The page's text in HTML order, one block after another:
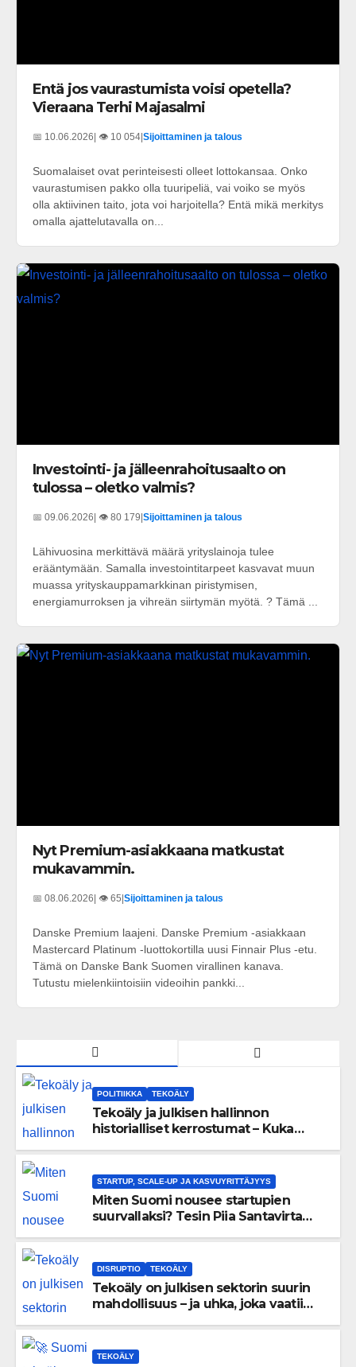
Entä jos vaurastumista voisi opetella?
Vieraana Terhi Majasalmi
📅 10.06.2026 | 👁️ 10 054 Sijoittaminen ja talous
Suomalaiset ovat perinteisesti olleet lottokansaa. Onko
vaurastumisen pakko olla tuuripeliä, vai voiko se myös
olla aktiivinen taito, jota voi harjoitella? Entä mikä merkitys
omalla ajattelutavalla on...
Investointi- ja jälleenrahoitusaalto on
tulossa – oletko valmis?
📅 09.06.2026 | 👁️ 80 179 Sijoittaminen ja talous
Lähivuosina merkittävä määrä yrityslainoja tulee
erääntymään. Samalla investointitarpeet kasvavat muun
muassa yrityskauppamarkkinan piristymisen,
energiamurroksen ja vihreän siirtymän myötä. ? Tämä ...
Nyt Premium-asiakkaana matkustat
mukavammin.
📅 08.06.2026| 👁️ 65|Sijoittaminen ja talous
Danske Premium laajeni. Danske Premium -asiakkaan
Mastercard Platinum -luottokortilla uusi Finnair Plus -etu.
Tämä on Danske Bank Suomen virallinen kanava.
Tutustu mielenkiintoisiin videoihin pankki...
POLITIIKKA TEKOÄLY
Tekoäly ja julkisen hallinnon
historialliset kerrostumat – Kuka
STARTUP, SCALE-UP JA KASVUYRITTÄJYYS
Miten Suomi nousee startupien
suurvallaksi? Tesin Piia Santavirta
DISRUPTIO TEKOÄLY
Tekoäly on julkisen sektorin suurin
mahdollisuus – ja uhka, joka vaatii
TEKOÄLY